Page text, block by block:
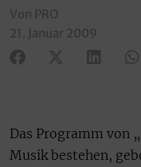
Von PRO
21. Januar 2009
Das Programm von
Musik bestehen,